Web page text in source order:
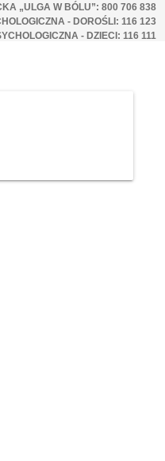
„ULGA W BÓLU”: 800 706 838
- DOROŚLI: 116 123
- DZIECI: 116 111